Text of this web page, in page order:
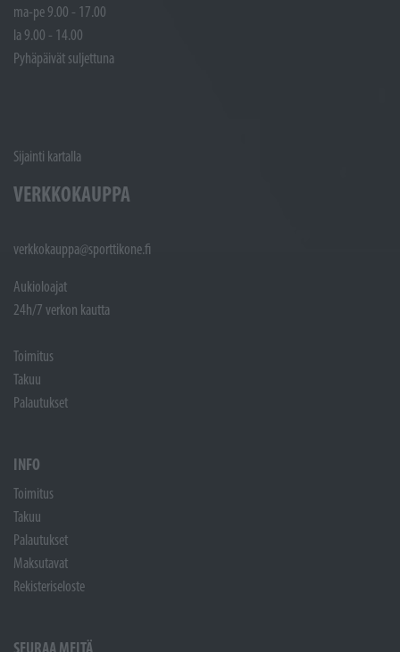
ma-pe 9.00 - 17.00
la 9.00 - 14.00
Pyhäpäivät suljettuna
Sijainti kartalla
VERKKOKAUPPA
verkkokauppa@sporttikone.fi
Aukioloajat
24h/7 verkon kautta
Toimitus
Takuu
Palautukset
INFO
Toimitus
Takuu
Palautukset
Maksutavat
Rekisteriseloste